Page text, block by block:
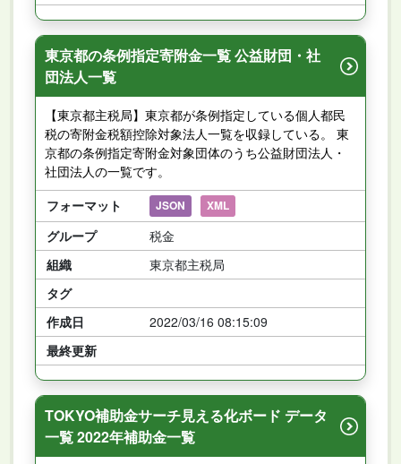
東京都の条例指定寄附金一覧 公益財団・社
団法人一覧
【東京都主税局】東京都が条例指定している個人都民
税の寄附金税額控除対象法人一覧を収録している。 東
京都の条例指定寄附金対象団体のうち公益財団法人・
社団法人の一覧です。
フォーマット
JSON XML
グループ
税金
組織
東京都主税局
タグ
作成日
2022/03/16 08:15:09
最終更新
TOKYO補助金サーチ見える化ボード データ
一覧 2022年補助金一覧